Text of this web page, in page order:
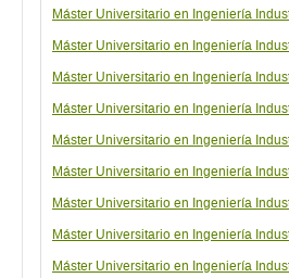
Máster Universitario en Ingeniería
Máster Universitario en Ingeniería
Máster Universitario en Ingeniería
Máster Universitario en Ingeniería
Máster Universitario en Ingeniería
Máster Universitario en Ingeniería
Máster Universitario en Ingeniería
Máster Universitario en Ingeniería
Máster Universitario en Ingeniería